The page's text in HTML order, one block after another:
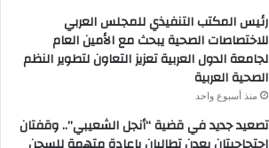
رئيس المكتب التنفيذي للمجلس العربي
للاختصاصات الصحية يبحث مع الأمين العام
لجامعة الدول العربية تعزيز التعاون لتطوير النظم
الصحية العربية
منذ أسبوع واحد
تصعيد جديد في قضية “أنجل الشعيبي”.. وقفتان